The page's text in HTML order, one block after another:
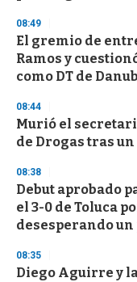
08:49
El gremio de
Ramos y
como DT de
08:44
Murió el
de Drogas tras
08:38
Debut aprobado
el 3-0 de Toluca
desesperando un
08:35
Diego Aguirre y